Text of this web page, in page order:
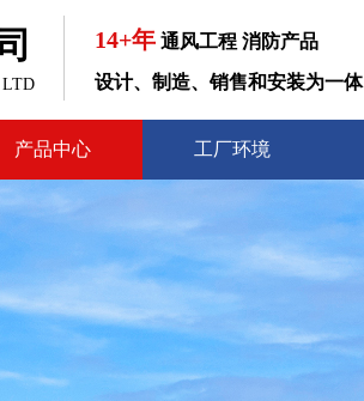
14+年 通风工程 消防产品
设计、制造、销售和安装为一体
产品中心 工厂环境